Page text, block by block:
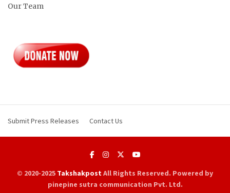
Our Team
Submit Press Releases Contact Us
© 2020-2025 Takshakpost All Rights Reserved. Powered by
pinepine sutra communication Pvt. Ltd.